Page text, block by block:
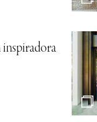
inspiradora